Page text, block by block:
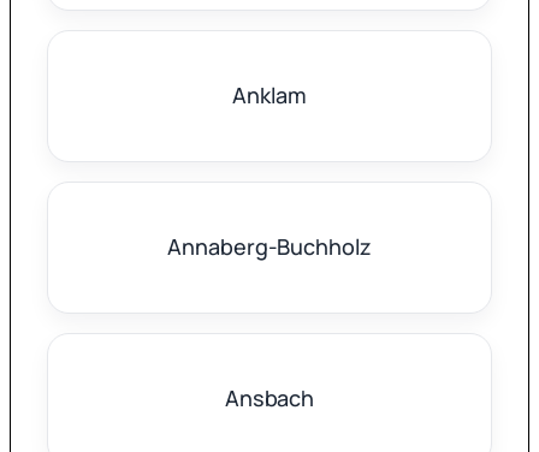
Anklam
Annaberg-Buchholz
Ansbach